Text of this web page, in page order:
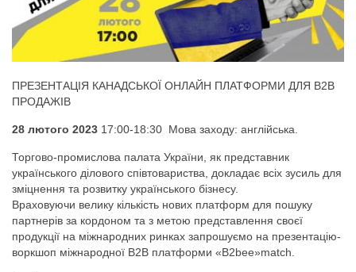
ПРЕЗЕНТАЦІЯ КАНАДСЬКОЇ ОНЛАЙН ПЛАТФОРМИ ДЛЯ B2B
ПРОДАЖІВ
28 лютого 2023 17:00-18:30 Мова заходу: англійська.
Торгово-промислова палата України, як представник
українського ділового співтовариства, докладає всіх зусиль для
зміцнення та розвитку українського бізнесу.
Враховуючи велику кількість нових платформ для пошуку
партнерів за кордоном та з метою представлення своєї
продукції на міжнародних ринках запрошуємо на презентацію-
воркшоп міжнародної B2B платформи «B2bee»match.